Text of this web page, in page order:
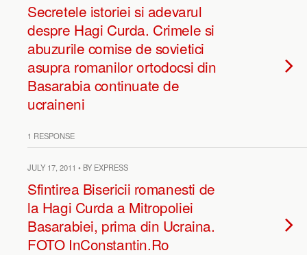
Secretele istoriei si adevarul
despre Hagi Curda. Crimele si
abuzurile comise de sovietici
asupra romanilor ortodocsi din
Basarabia continuate de
ucraineni
1 RESPONSE
JULY 17, 2011 • BY EXPRESS
Sfintirea Bisericii romanesti de
la Hagi Curda a Mitropoliei
Basarabiei, prima din Ucraina.
FOTO InConstantin.Ro